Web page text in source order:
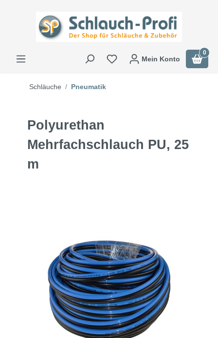
Mein Konto
0
Schläuche Pneumatik
Polyurethan
Mehrfachschlauch PU, 25
m